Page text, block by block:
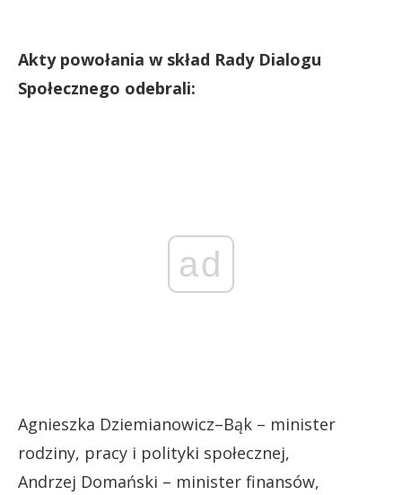
Akty powołania w skład Rady Dialogu
Społecznego odebrali:
ad
Agnieszka Dziemianowicz–Bąk – minister
rodziny, pracy i polityki społecznej,
Andrzej Domański – minister finansów,